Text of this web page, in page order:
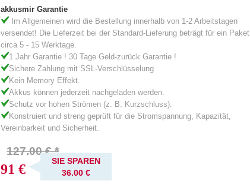
akkusmir Garantie
Im Allgemeinen wird die Bestellung innerhalb von 1-2 Arbeitstagen
versendet! Die Lieferzeit bei der Standard-Lieferung beträgt für ein Paket
circa 5 - 15 Werktage.
1 Jahr Garantie ! 30 Tage Geld-zurück Garantie !
Sichere Zahlung mit SSL-Verschlüsselung
Kein Memory Effekt.
Akkus können jederzeit nachgeladen werden.
Schutz vor hohen Strömen (z. B. Kurzschluss).
Konstruiert und streng geprüft für die Stromspannung, Kapazität,
Vereinbarkeit und Sicherheit.
127.00 € *
91 €
SIE SPAREN
36.00 €